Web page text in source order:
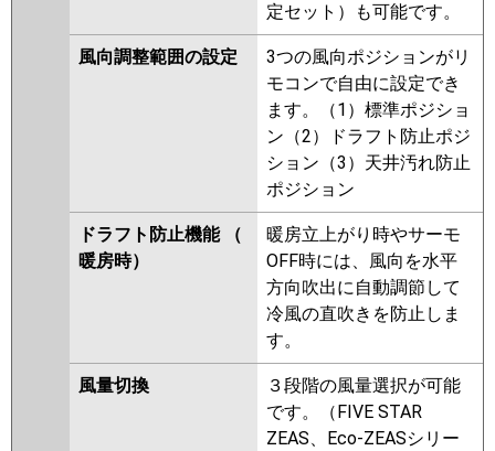
定セット）も可能です。
風向調整範囲の設定
3つの風向ポジションがリ
モコンで自由に設定でき
ます。（1）標準ポジショ
ン（2）ドラフト防止ポジ
ション（3）天井汚れ防止
ポジション
ドラフト防止機能 （
暖房時）
暖房立上がり時やサーモ
OFF時には、風向を水平
方向吹出に自動調節して
冷風の直吹きを防止しま
す。
風量切換
３段階の風量選択が可能
です。（FIVE STAR
ZEAS、Eco-ZEASシリー